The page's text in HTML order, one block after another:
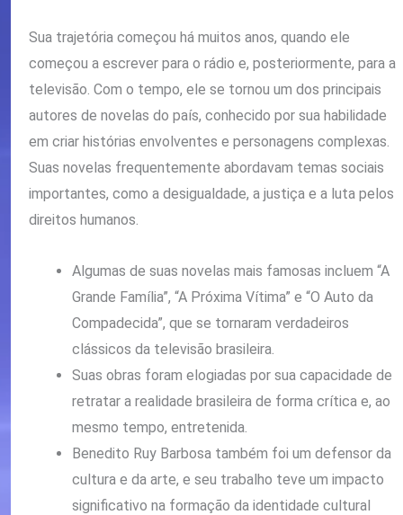
Sua trajetória começou há muitos anos, quando ele
começou a escrever para o rádio e, posteriormente, para a
televisão. Com o tempo, ele se tornou um dos principais
autores de novelas do país, conhecido por sua habilidade
em criar histórias envolventes e personagens complexas.
Suas novelas frequentemente abordavam temas sociais
importantes, como a desigualdade, a justiça e a luta pelos
direitos humanos.
Algumas de suas novelas mais famosas incluem “A
Grande Família”, “A Próxima Vítima” e “O Auto da
Compadecida”, que se tornaram verdadeiros
clássicos da televisão brasileira.
Suas obras foram elogiadas por sua capacidade de
retratar a realidade brasileira de forma crítica e, ao
mesmo tempo, entretenida.
Benedito Ruy Barbosa também foi um defensor da
cultura e da arte, e seu trabalho teve um impacto
significativo na formação da identidade cultural